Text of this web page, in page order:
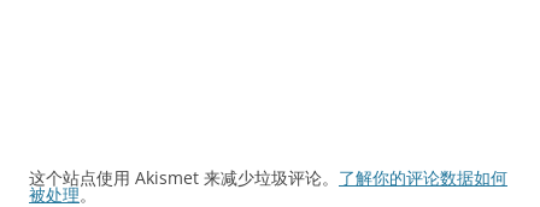
这个站点使用 Akismet 来减少垃圾评论。 了解你的评论数据如何
被处理。